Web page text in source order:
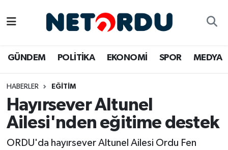
GÜNDEM POLİTİKA EKONOMİ SPOR MEDYA
HABERLER EĞİTİM
Hayırsever Altunel
Ailesi'nden eğitime destek
ORDU'da hayırsever Altunel Ailesi Ordu Fen
DÜNYA
EĞİTİM
EKONOMİ
Namaz Vakitleri
Trafik Durumu
Süper Lig Puan Durumu ve Fikstür